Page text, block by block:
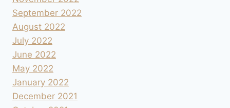
September 2022
August 2022
July 2022
June 2022
May 2022
January 2022
December 2021